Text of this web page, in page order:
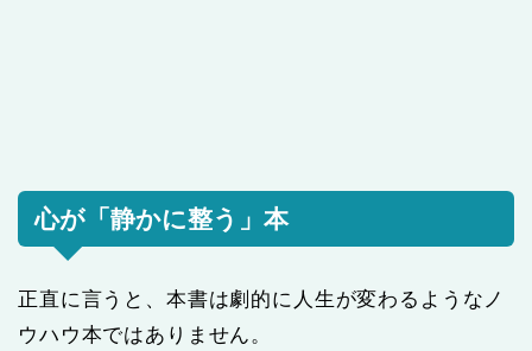
心が「静かに整う」本
正直に言うと、本書は劇的に人生が変わるようなノ
ウハウ本ではありません。